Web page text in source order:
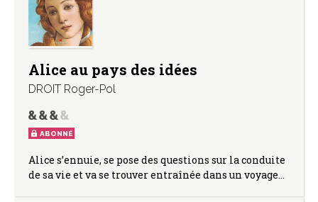
Alice au pays des idées
DROIT Roger-Pol
ABONNÉ
Alice s’ennuie, se pose des questions sur la conduite
de sa vie et va se trouver entraînée dans un voyage…